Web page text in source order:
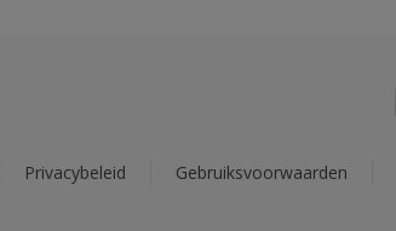
Privacybeleid Gebruiksvoorwaarden